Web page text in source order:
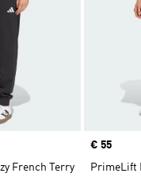
French Terry
Price
€ 55
PrimeLift